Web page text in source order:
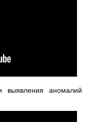
аномалий